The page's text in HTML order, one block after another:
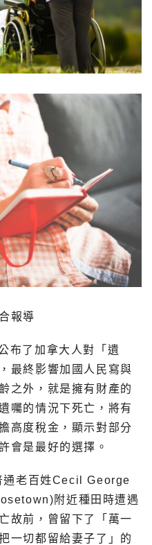
報導
了加拿大人對「遺
最終影響加國人民寫與
之外，就是擁有財產的
囑的情況下死亡，將有
高度稅金，顯示對部分
會是最好的選擇。
通老百姓Cecil George
附近種田時遭遇
故前，曾留下了「萬一
一切都留給妻子了」的